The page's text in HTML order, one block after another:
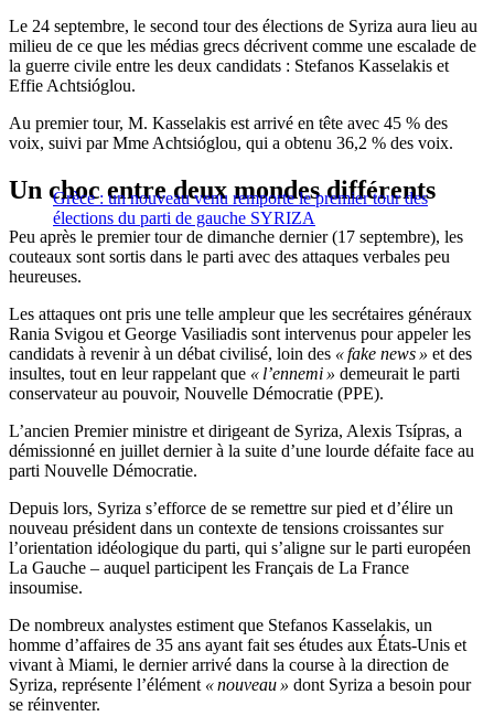
Le 24 septembre, le second tour des élections de Syriza aura lieu au
milieu de ce que les médias grecs décrivent comme une escalade de
la guerre civile entre les deux candidats : Stefanos Kasselakis et
Effie Achtsióglou.
Au premier tour, M. Kasselakis est arrivé en tête avec 45 % des
voix, suivi par Mme Achtsióglou, qui a obtenu 36,2 % des voix.
Grèce : un nouveau venu remporte le premier tour des
élections du parti de gauche SYRIZA
Un choc entre deux mondes différents
Peu après le premier tour de dimanche dernier (17 septembre), les
couteaux sont sortis dans le parti avec des attaques verbales peu
heureuses.
Les attaques ont pris une telle ampleur que les secrétaires généraux
Rania Svigou et George Vasiliadis sont intervenus pour appeler les
candidats à revenir à un débat civilisé, loin des « fake news » et des
insultes, tout en leur rappelant que « l’ennemi » demeurait le parti
conservateur au pouvoir, Nouvelle Démocratie (PPE).
L’ancien Premier ministre et dirigeant de Syriza, Alexis Tsípras, a
démissionné en juillet dernier à la suite d’une lourde défaite face au
parti Nouvelle Démocratie.
Depuis lors, Syriza s’efforce de se remettre sur pied et d’élire un
nouveau président dans un contexte de tensions croissantes sur
l’orientation idéologique du parti, qui s’aligne sur le parti européen
La Gauche – auquel participent les Français de La France
insoumise.
De nombreux analystes estiment que Stefanos Kasselakis, un
homme d’affaires de 35 ans ayant fait ses études aux États-Unis et
vivant à Miami, le dernier arrivé dans la course à la direction de
Syriza, représente l’élément « nouveau » dont Syriza a besoin pour
se réinventer.